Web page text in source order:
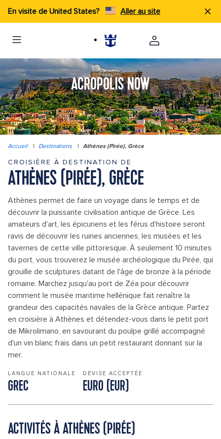
En visite de United States? Aller au site
ACROPOLIS NOW
Accueil | Destinations | Athènes (Pirée), Grèce
CROISIÈRE À DESTINATION DE
ATHÈNES (PIRÉE), GRÈCE
Athènes permet de faire un voyage dans le temps et de
découvrir la puissante civilisation antique de Grèce. Les
amateurs d'art, les épicuriens et les férus d'histoire seront
ravis de découvrir les ruines anciennes, les musées et les
tavernes de cette ville pittoresque. À seulement 10 minutes
du port, vous trouverez le musée archéologique du Pirée, qui
grouille de sculptures datant de l'âge de bronze à la période
romaine. Marchez jusqu'au port de Zéa pour découvrir
comment le musée maritime hellénique fait renaître la
grandeur des capacités navales de la Grèce antique. Partez
en croisière à Athènes et détendez-vous dans le petit port
de Mikrolimano, en savourant du poulpe grillé accompagné
d'un vin blanc frais dans un petit restaurant donnant sur la
mer.
LANGUE NATIONALE
GREC
DEVISE ACCEPTÉE
EURO (EUR)
ACTIVITÉS À ATHÈNES (PIRÉE)